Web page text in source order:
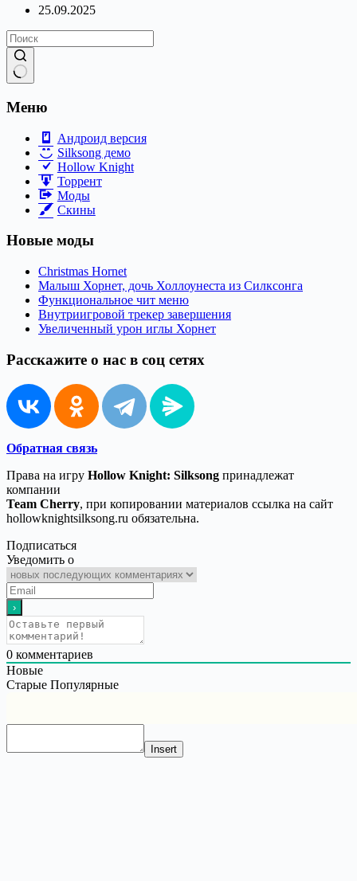
25.09.2025
не
Меню
Андроид версия
Silksong демо
Hollow Knight
Торрент
Моды
Скины
Новые моды
Christmas Hornet
Малыш Хорнет, дочь Холлоунеста из Силксонга
Функциональное чит меню
Внутриигровой трекер завершения
Увеличенный урон иглы Хорнет
Расскажите о нас в соц сетях
Обратная связь
Права на игру Hollow Knight: Silksong принадлежат
компании
Team Cherry, при копировании материалов ссылка на сайт
hollowknightsilksong.ru обязательна.
Подписаться
Уведомить о
0 комментариев
Новые
Старые Популярные
Insert